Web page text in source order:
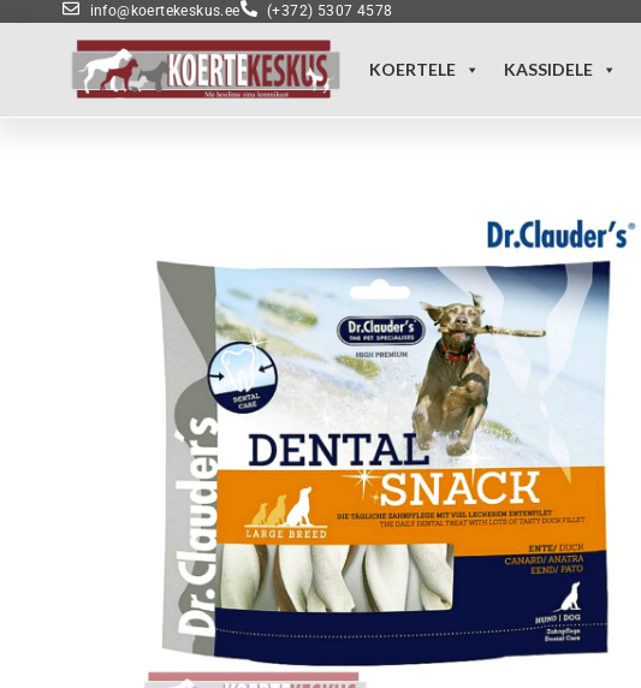
info@koertekeskus.ee (+372) 5307 4578
KOERTELE KASSIDELE